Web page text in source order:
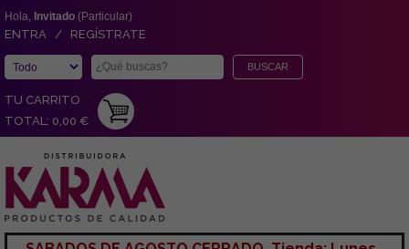
Hola, Invitado (Particular)
ENTRA / REGÍSTRATE
TU CARRITO
TOTAL: 0,00 €